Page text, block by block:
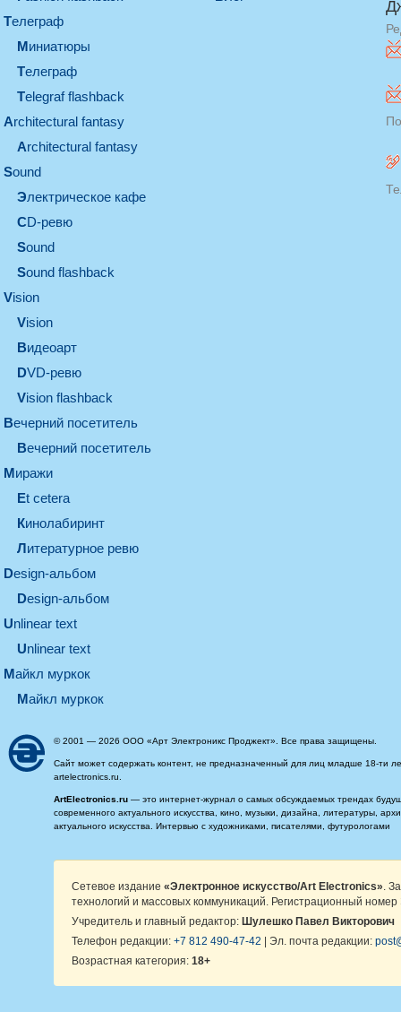
телеграф
миниатюры
телеграф
Telegraf flashback
architectural fantasy
architectural fantasy
sound
электрическое кафе
CD-ревю
sound
Sound flashback
vision
vision
видеоарт
DVD-ревю
Vision flashback
вечерний посетитель
вечерний посетитель
миражи
et cetera
кинолабиринт
литературное ревю
design-альбом
design-альбом
unlinear text
Unlinear text
майкл муркок
майкл муркок
© 2001 — 2026 ООО «Арт Электроникс Проджект». Все права защищены.
Сайт может содержать контент, не предназначенный для лиц младше 18-ти
artelectronics.ru.
ArtElectronics.ru — это интернет-журнал о самых обсуждаемых трендах
современного актуального искусства, кино, музыки, дизайна, литературы,
актуального искусства. Интервью с художниками, писателями, футурологами
Сетевое издание «Электронное искусство/Art Electronics» .
технологий и массовых коммуникаций. Регистрационный
Учредитель и главный редактор: Шулешко Павел Викторович
Телефон редакции: +7 812 490-47-42 | Эл. почта редакции:
Возрастная категория: 18+